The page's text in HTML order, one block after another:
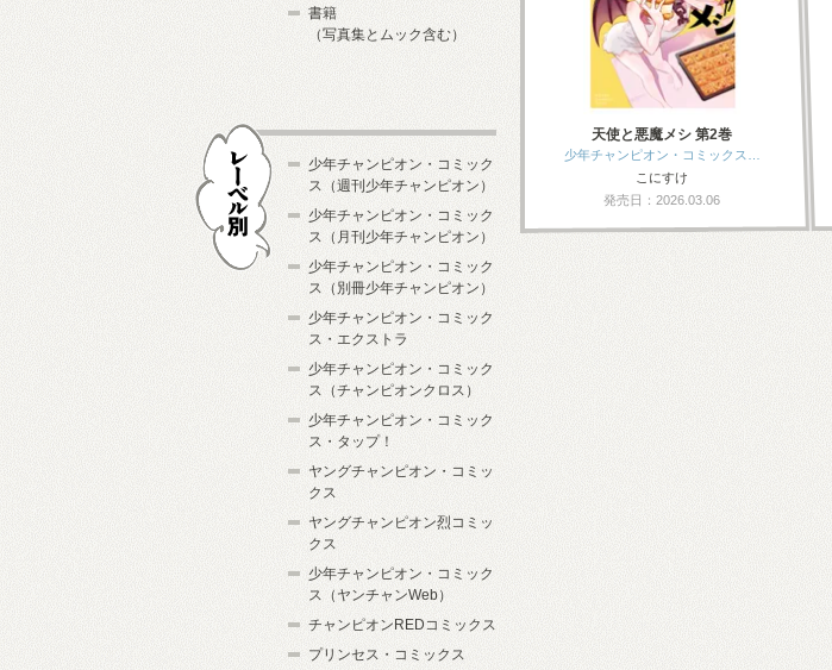
天使と悪魔メシ 第2巻
少年チャンピオン・コミックス…
こにすけ
発売日：2026.03.06
書籍
（写真集とムック含む）
少年チャンピオン・コミック
ス（週刊少年チャンピオン）
少年チャンピオン・コミック
ス（月刊少年チャンピオン）
少年チャンピオン・コミック
ス（別冊少年チャンピオン）
少年チャンピオン・コミック
ス・エクストラ
少年チャンピオン・コミック
ス（チャンピオンクロス）
少年チャンピオン・コミック
ス・タップ！
ヤングチャンピオン・コミッ
クス
ヤングチャンピオン烈コミッ
クス
少年チャンピオン・コミック
ス（ヤンチャンWeb）
チャンピオンREDコミックス
プリンセス・コミックス